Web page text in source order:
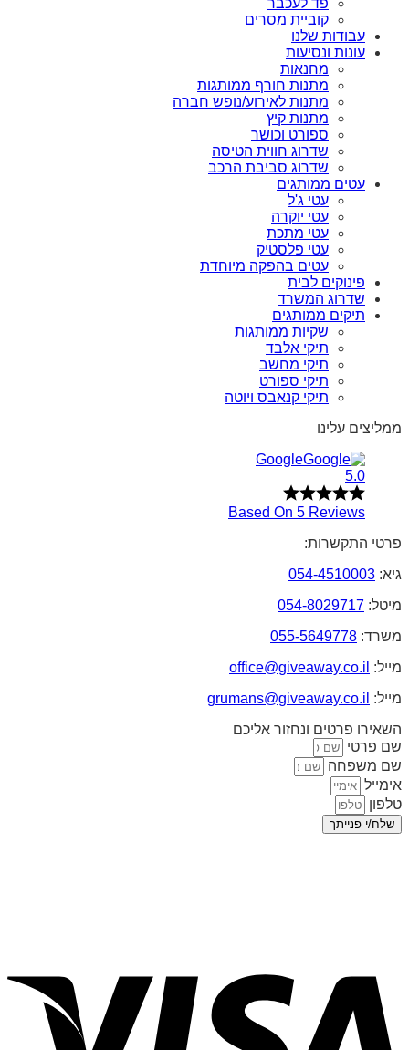
קוביית מסרים
עבודות שלנו
עונות ונסיעות
מחנאות
מתנות חורף ממותגות
מתנות לאירוע/נופש חברה
מתנות קיץ
ספורט וכושר
שדרוג חווית הטיסה
שדרוג סביבת הרכב
עטים ממותגים
עטי ג'ל
עטי יוקרה
עטי מתכת
עטי פלסטיק
עטים בהפקה מיוחדת
פינוקים לבית
שדרוג המשרד
תיקים ממותגים
שקיות ממותגות
תיקי אלבד
תיקי מחשב
תיקי ספורט
תיקי קנאבס ויוטה
ממליצים עלינו
Google
5.0
Based On 5 Reviews
פרטי התקשרות:
גיא: 054-4510003
מיטל: 054-8029717
משרד: 055-5649778
מייל: office@giveaway.co.il
מייל: grumans@giveaway.co.il
השאירו פרטים ונחזור אליכם
שם פרטי
שם משפחה
אימייל
טלפון
שלח/י פנייתך